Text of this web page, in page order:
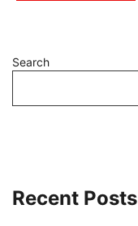
Search
Recent Posts